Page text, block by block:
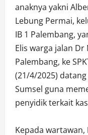
anaknya yakni
Lebung Permai,
IB 1 Palembang,
Elis warga jalan Dr
Palembang, ke
(21/4/2025)
Sumsel guna
penyidik terkait
Kepada